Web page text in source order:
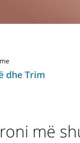
dhe Trim
më